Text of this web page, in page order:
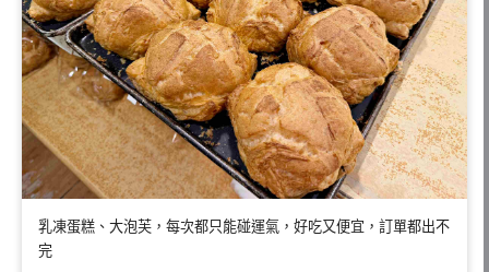
乳凍蛋糕、大泡芙，每次都只能碰運氣，好吃又便宜，訂單都出不
完